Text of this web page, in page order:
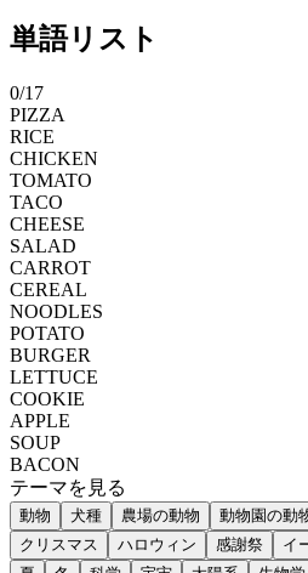
単語リスト
0/17
PIZZA
RICE
CHICKEN
TOMATO
TACO
CHEESE
SALAD
CARROT
CEREAL
NOODLES
POTATO
BURGER
LETTUCE
COOKIE
APPLE
SOUP
BACON
テーマを見る
動物 犬種 農場の動物 動物園の動
クリスマス
ハロウィン 感謝祭 イ